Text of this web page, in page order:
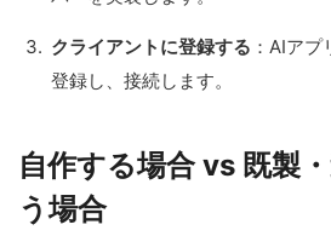
クライアントに登録する ：AIア
登録し、接続します。
自作する場合 vs 既製
う場合